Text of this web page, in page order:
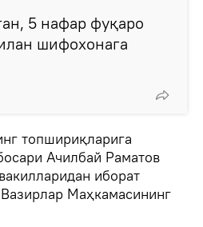
5 нафар фуқаро
шифохонага
топшириқларига
Ачилбай Раматов
иборат
Маҳкамасининг